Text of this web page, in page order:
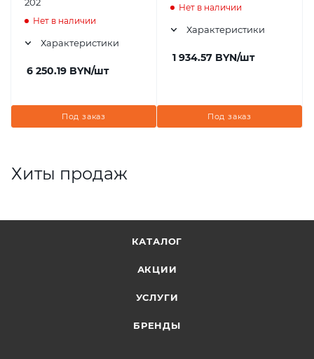
Нет в наличии
Характеристики
6 250.19 BYN/шт
Под заказ
Нет в наличии
Характеристики
1 934.57 BYN/шт
Под заказ
Хиты продаж
КАТАЛОГ
АКЦИИ
УСЛУГИ
БРЕНДЫ